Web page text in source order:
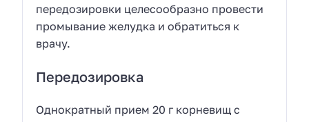
передозировки целесообразно провести
промывание желудка и обратиться к
врачу.
Передозировка
Однократный прием 20 г корневищ с